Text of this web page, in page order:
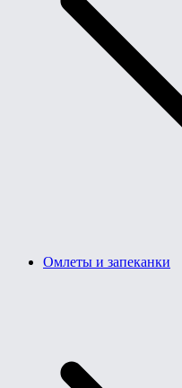
Омлеты и запеканки